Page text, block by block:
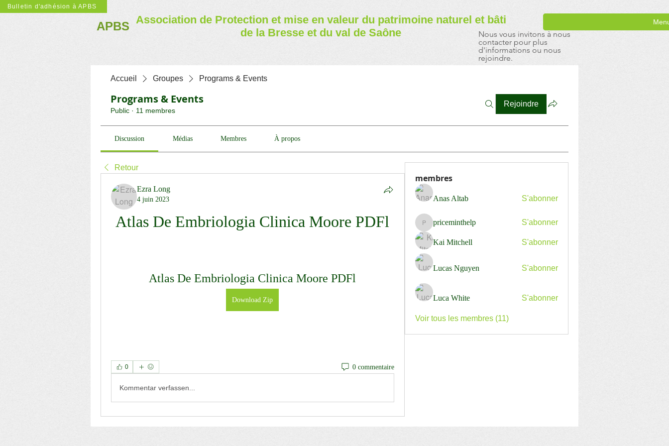
Bulletin d'adhésion à APBS
APBS Association de Protection et mise en valeur du patrimoine naturel et bâti
de la Bresse et du val de Saône
Nous vous invitons à nous
contacter pour plus
d'informations ou nous
rejoindre.
Accueil Groupes Programs & Events
Programs & Events
Public · 11 membres
Rejoindre
Discussion Médias Membres À propos
Retour
Ezra Long
4 juin 2023
Atlas De Embriologia Clinica Moore PDFl
Atlas De Embriologia Clinica Moore PDFl
Download Zip
0 0 commentaire
Kommentar verfassen...
membres
Anas Altab S'abonner
priceminthelp
priceminthelp S'abonner
Kai Mitchell S'abonner
Lucas Nguyen S'abonner
Luca White S'abonner
Voir tous les membres (11)